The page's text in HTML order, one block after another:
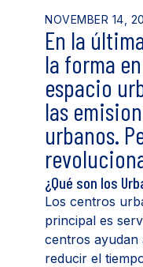
NOVEMBER 14,
En la
la forma
espacio
las
urbanos.
¿Qué son los
Los centros
principal es
centros ayudan
reducir el